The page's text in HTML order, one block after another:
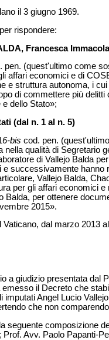
il 3 giugno 1969.
rispondere:
Francesca
pen. (quest'ultimo come
affari economici e di
e struttura autonoma, i
di commettere più
dello Stato»;
(dal n. 1 al n. 5)
6-bis cod. pen.
nella qualità di Segretario
di Vallejo Balda
successivamente
Vallejo Balda,
per gli affari economici
Balda, per ottenere
2015».
dal marzo 2013
a giudizio presentata dal
il Decreto che
imputati Angel Lucio
che non
seguente composizione
Prof. Avv. Paolo Papanti-